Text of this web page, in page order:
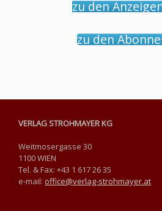
zu den
zu den
VERLAG STROHMAYER KG
Weitmosergasse 30
1100 WIEN
Tel. & Fax: +43 1 617 26 35
e-mail: office@verlag-strohmayer.at